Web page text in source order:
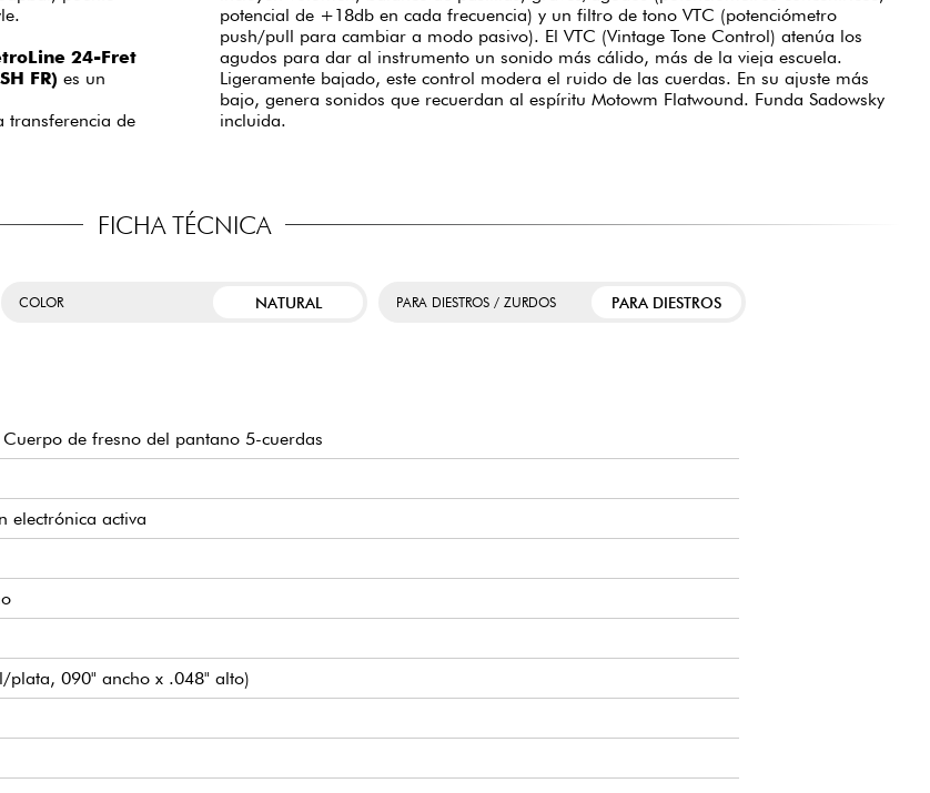
24-Fret
FR) es un
transferencia de
potencial de +18db en cada frecuencia) y un filtro de tono VTC (potenciómetro
push/pull para cambiar a modo pasivo). El VTC (Vintage Tone Control) atenúa los
agudos para dar al instrumento un sonido más cálido, más de la vieja escuela.
Ligeramente bajado, este control modera el ruido de las cuerdas. En su ajuste más
bajo, genera sonidos que recuerdan al espíritu Motowm Flatwound. Funda Sadowsky
incluida.
FICHA TÉCNICA
COLOR NATURAL PARA DIESTROS / ZURDOS PARA DIESTROS
de fresno del pantano 5-cuerdas
electrónica activa
plata, 090" ancho x .048" alto)